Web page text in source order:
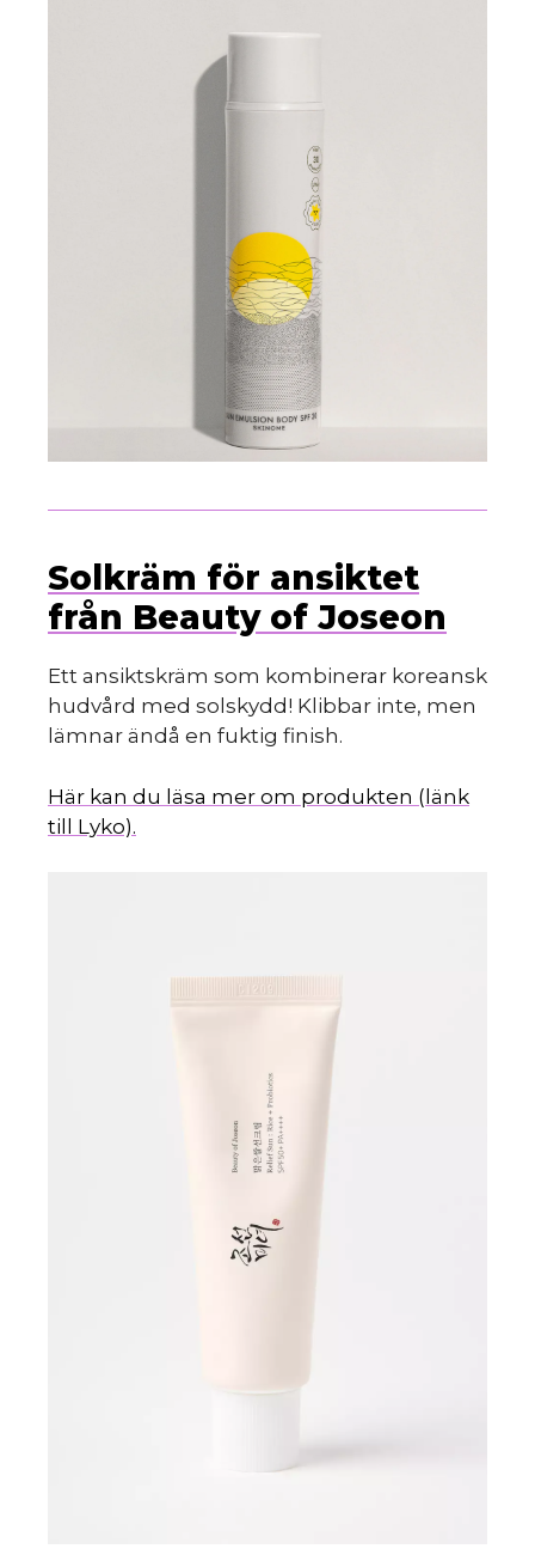
Solkräm för ansiktet
från Beauty of Joseon
Ett ansiktskräm som kombinerar koreansk
hudvård med solskydd! Klibbar inte, men
lämnar ändå en fuktig finish.
Här kan du läsa mer om produkten (länk
till Lyko).